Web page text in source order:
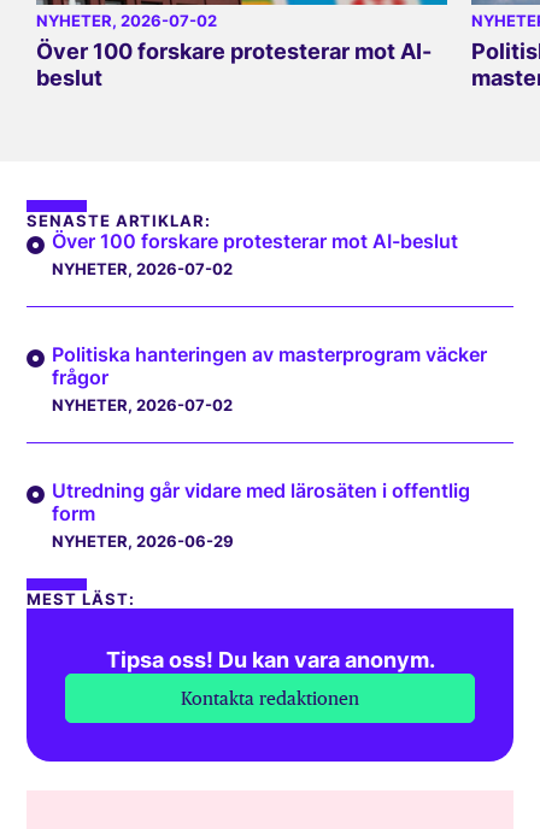
NYHETER, 2026-07-02
Över 100 forskare protesterar mot AI-
beslut
SENASTE ARTIKLAR:
Över 100 forskare protesterar mot AI-beslut
NYHETER, 2026-07-02
Politiska hanteringen av masterprogram väcker
frågor
NYHETER, 2026-07-02
Utredning går vidare med lärosäten i offentlig
form
NYHETER, 2026-06-29
MEST LÄST:
Tipsa oss! Du kan vara anonym.
Kontakta redaktionen